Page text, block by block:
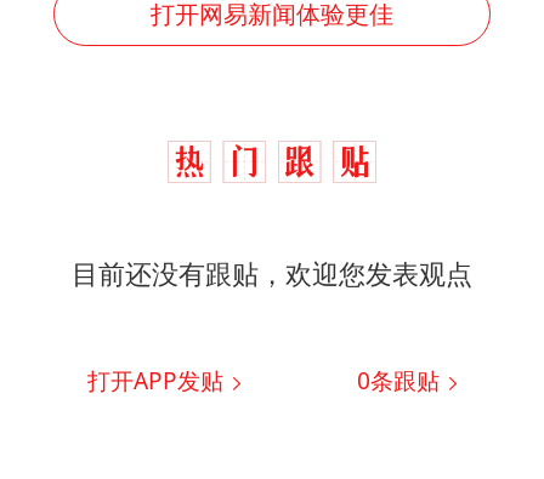
打开网易新闻体验更佳
目前还没有跟贴，欢迎您发表观点
打开APP发贴 0条跟贴